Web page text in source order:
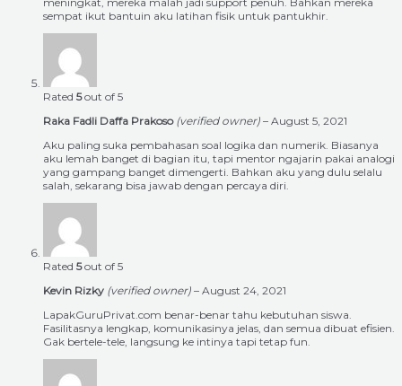
sempat ikut bantuin aku latihan fisik untuk pantukhir.
Rated 5out of 5
Raka Fadli Daffa Prakoso (verified owner) – August 5, 2021
Aku paling suka pembahasan soal logika dan numerik. Biasanya
aku lemah banget di bagian itu, tapi mentor ngajarin pakai analogi
yang gampang banget dimengerti. Bahkan aku yang dulu selalu
salah, sekarang bisa jawab dengan percaya diri.
Rated 5out of 5
Kevin Rizky (verified owner) – August 24, 2021
LapakGuruPrivat.com benar-benar tahu kebutuhan siswa.
Fasilitasnya lengkap, komunikasinya jelas, dan semua dibuat efisien.
Gak bertele-tele, langsung ke intinya tapi tetap fun.